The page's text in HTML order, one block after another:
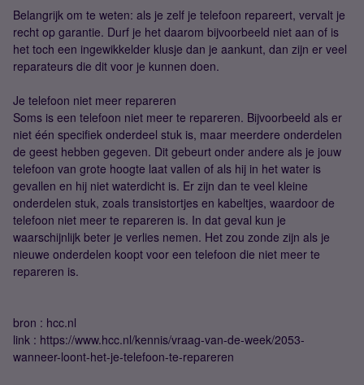
Belangrijk om te weten: als je zelf je telefoon repareert, vervalt je
recht op garantie. Durf je het daarom bijvoorbeeld niet aan of is
het toch een ingewikkelder klusje dan je aankunt, dan zijn er veel
reparateurs die dit voor je kunnen doen.
Je telefoon niet meer repareren
Soms is een telefoon niet meer te repareren. Bijvoorbeeld als er
niet één specifiek onderdeel stuk is, maar meerdere onderdelen
de geest hebben gegeven. Dit gebeurt onder andere als je jouw
telefoon van grote hoogte laat vallen of als hij in het water is
gevallen en hij niet waterdicht is. Er zijn dan te veel kleine
onderdelen stuk, zoals transistortjes en kabeltjes, waardoor de
telefoon niet meer te repareren is. In dat geval kun je
waarschijnlijk beter je verlies nemen. Het zou zonde zijn als je
nieuwe onderdelen koopt voor een telefoon die niet meer te
repareren is.
bron : hcc.nl
link : https://www.hcc.nl/kennis/vraag-van-de-week/2053-
wanneer-loont-het-je-telefoon-te-repareren